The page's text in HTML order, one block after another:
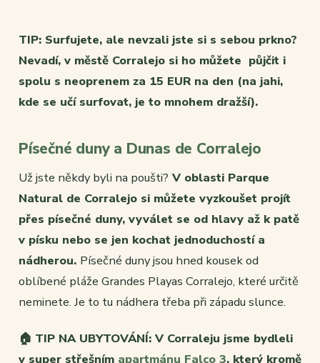
TIP: Surfujete, ale nevzali jste si s sebou prkno?
Nevadí, v městě Corralejo si ho můžete půjčit i
spolu s neoprenem za 15 EUR na den (na jahi,
kde se učí surfovat, je to mnohem dražší).
Písečné duny a Dunas de Corralejo
Už jste někdy byli na poušti? V oblasti Parque
Natural de Corralejo si můžete vyzkoušet projít
přes písečné duny, vyválet se od hlavy až k patě
v písku nebo se jen kochat jednoduchostí a
nádherou. Písečné duny jsou hned kousek od
oblíbené pláže Grandes Playas Corralejo, které určitě
neminete. Je to tu nádhera třeba při západu slunce.
🏠 TIP NA UBYTOVÁNÍ: V Corraleju jsme bydleli
v super střešním apartmánu Falco 3, který kromě